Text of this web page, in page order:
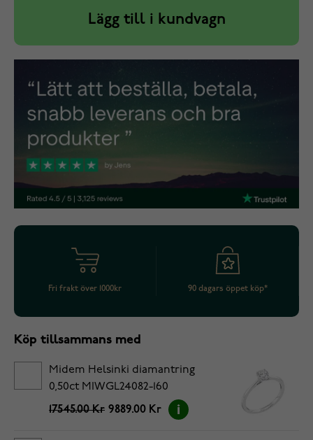
Lägg till i kundvagn
Fri frakt över 1000kr 90 dagars öppet köp*
Köp tillsammans med
Midem Helsinki diamantring
0,50ct MIWGL24082-160
17545.00 Kr 9889.00 Kr